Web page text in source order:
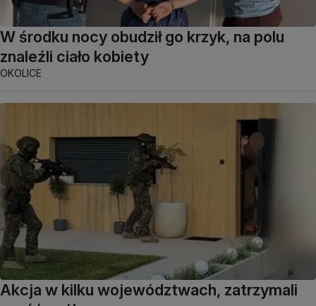
W środku nocy obudził go krzyk, na polu
znaleźli ciało kobiety
OKOLICE
Akcja w kilku województwach, zatrzymali